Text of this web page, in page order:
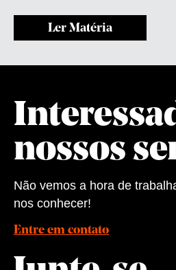
Ler Matéria
nossos
Não vemos a hora de
nos conhecer!
Entre em contato